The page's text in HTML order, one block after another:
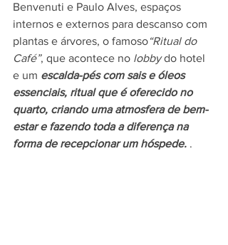
Benvenuti e Paulo Alves, espaços
internos e externos para descanso com
plantas e árvores, o famoso“Ritual do
Café”, que acontece no lobby do hotel
e um escalda-pés com sais e óleos
essenciais, ritual que é oferecido no
quarto, criando uma atmosfera de bem-
estar e fazendo toda a diferença na
forma de recepcionar um hóspede. .